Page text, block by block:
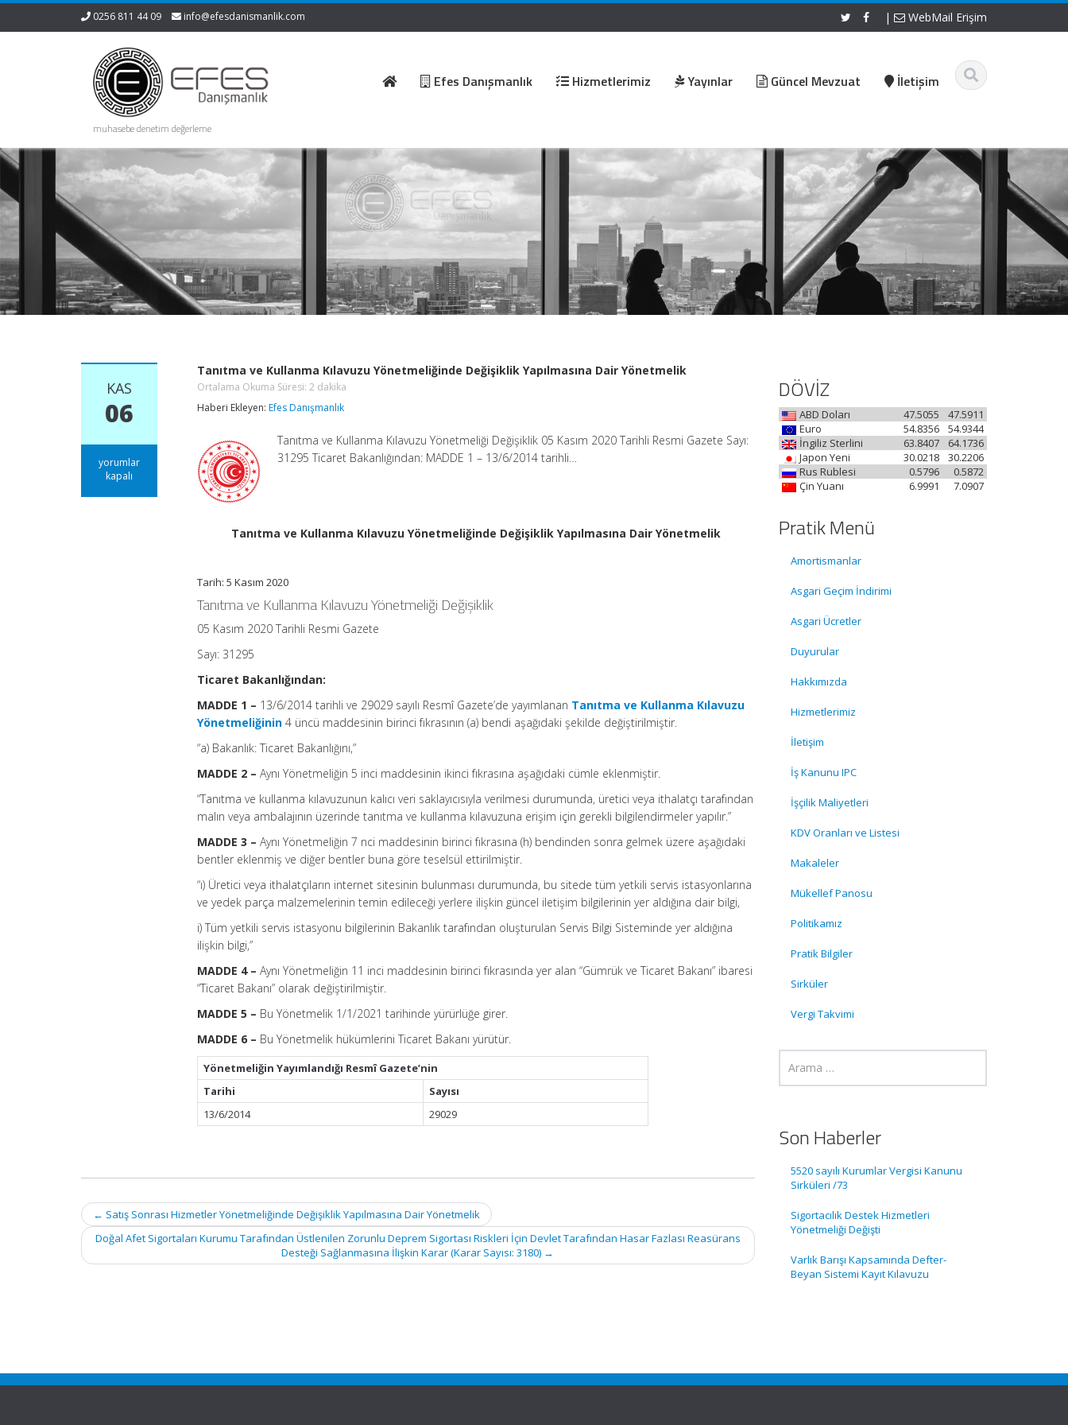
0256 811 44 09 info@efesdanismanlik.com | WebMail Erişim
muhasebe denetim değerleme
Efes Danışmanlık Hizmetlerimiz Yayınlar Güncel Mevzuat İletişim
KAS
06
Tanıtma
yorumlar
kapalı
Tanıtma ve Kullanma Kılavuzu Yönetmeliğinde Değişiklik Yapılmasına Dair Yönetmelik
Ortalama Okuma Süresi:2 dakika
Haberi Ekleyen:Efes Danışmanlık
Tanıtma ve Kullanma Kılavuzu Yönetmeliği Değişiklik 05 Kasım 2020 Tarihli Resmi Gazete Sayı:
31295 Ticaret Bakanlığından: MADDE 1 – 13/6/2014 tarihli…
Tanıtma ve Kullanma Kılavuzu Yönetmeliğinde Değişiklik Yapılmasına Dair Yönetmelik
Tarih: 5 Kasım 2020
Tanıtma ve Kullanma Kılavuzu Yönetmeliği Değişiklik
05 Kasım 2020 Tarihli Resmi Gazete
Sayı: 31295
Ticaret Bakanlığından:
MADDE 1 – 13/6/2014 tarihli ve 29029 sayılı Resmî Gazete’de yayımlanan Tanıtma ve Kullanma Kılavuzu
Yönetmeliğinin 4 üncü maddesinin birinci fıkrasının (a) bendi aşağıdaki şekilde değiştirilmiştir.
“a) Bakanlık: Ticaret Bakanlığını,”
MADDE 2 – Aynı Yönetmeliğin 5 inci maddesinin ikinci fıkrasına aşağıdaki cümle eklenmiştir.
“Tanıtma ve kullanma kılavuzunun kalıcı veri saklayıcısıyla verilmesi durumunda, üretici veya ithalatçı tarafından
malın veya ambalajının üzerinde tanıtma ve kullanma kılavuzuna erişim için gerekli bilgilendirmeler yapılır.”
MADDE 3 – Aynı Yönetmeliğin 7 nci maddesinin birinci fıkrasına (h) bendinden sonra gelmek üzere aşağıdaki
bentler eklenmiş ve diğer bentler buna göre teselsül ettirilmiştir.
“ı) Üretici veya ithalatçıların internet sitesinin bulunması durumunda, bu sitede tüm yetkili servis istasyonlarına
ve yedek parça malzemelerinin temin edileceği yerlere ilişkin güncel iletişim bilgilerinin yer aldığına dair bilgi,
i) Tüm yetkili servis istasyonu bilgilerinin Bakanlık tarafından oluşturulan Servis Bilgi Sisteminde yer aldığına
ilişkin bilgi,”
MADDE 4 – Aynı Yönetmeliğin 11 inci maddesinin birinci fıkrasında yer alan “Gümrük ve Ticaret Bakanı” ibaresi
“Ticaret Bakanı” olarak değiştirilmiştir.
MADDE 5 – Bu Yönetmelik 1/1/2021 tarihinde yürürlüğe girer.
MADDE 6 – Bu Yönetmelik hükümlerini Ticaret Bakanı yürütür.
Yönetmeliğin Yayımlandığı Resmî Gazete’nin
Tarihi
Sayısı
13/6/2014
29029
Post
navigation
← Satış Sonrası Hizmetler Yönetmeliğinde Değişiklik Yapılmasına Dair Yönetmelik
Doğal Afet Sigortaları Kurumu Tarafından Üstlenilen Zorunlu Deprem Sigortası Riskleri İçin Devlet Tarafından Hasar Fazlası Reasürans
Desteği Sağlanmasına İlişkin Karar (Karar Sayısı: 3180) →
DÖVİZ
ABD Doları 47.5911
47.5055
Euro
54.9344
54.8356
İngiliz Sterlini
64.1736
63.8407
Japon Yeni
30.2206
30.0218
Rus Rublesi
0.5872
0.5796
Çin Yuanı
7.0907
6.9991
Pratik Menü
Amortismanlar
Asgari Geçim İndirimi
Asgari Ücretler
Duyurular
Hakkımızda
Hizmetlerimiz
İletişim
İş Kanunu IPC
İşçilik Maliyetleri
KDV Oranları ve Listesi
Makaleler
Mükellef Panosu
Politikamız
Pratik Bilgiler
Sirküler
Vergi Takvimi
Son Haberler
5520 sayılı Kurumlar Vergisi Kanunu
Sirküleri /73
Sigortacılık Destek Hizmetleri
Yönetmeliği Değişti
Varlık Barışı Kapsamında Defter-
Beyan Sistemi Kayıt Kılavuzu